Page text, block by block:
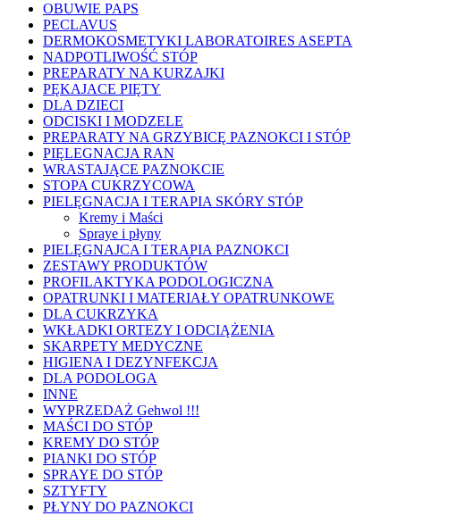
OBUWIE PAPS
PECLAVUS
DERMOKOSMETYKI LABORATOIRES ASEPTA
NADPOTLIWOŚĆ STÓP
PREPARATY NA KURZAJKI
PĘKAJACE PIĘTY
DLA DZIECI
ODCISKI I MODZELE
PREPARATY NA GRZYBICĘ PAZNOKCI I STÓP
PIĘLEGNACJA RAN
WRASTAJĄCE PAZNOKCIE
STOPA CUKRZYCOWA
PIELĘGNACJA I TERAPIA SKÓRY STÓP
Kremy i Maści
Spraye i płyny
PIELĘGNAJCA I TERAPIA PAZNOKCI
ZESTAWY PRODUKTÓW
PROFILAKTYKA PODOLOGICZNA
OPATRUNKI I MATERIAŁY OPATRUNKOWE
DLA CUKRZYKA
WKŁADKI ORTEZY I ODCIĄŻENIA
SKARPETY MEDYCZNE
HIGIENA I DEZYNFEKCJA
DLA PODOLOGA
INNE
WYPRZEDAŻ Gehwol !!!
MAŚCI DO STÓP
KREMY DO STÓP
PIANKI DO STÓP
SPRAYE DO STÓP
SZTYFTY
PŁYNY DO PAZNOKCI